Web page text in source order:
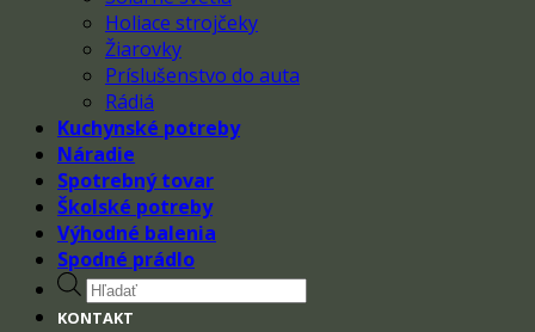
Holiace strojčeky
Žiarovky
Príslušenstvo do auta
Rádiá
Kuchynské potreby
Náradie
Spotrebný tovar
Školské potreby
Výhodné balenia
Spodné prádlo
Products
search
KONTAKT